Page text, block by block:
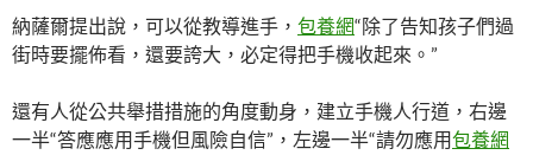
納薩爾提出說，可以從教導進手， 包養網“除了告知孩子們過
街時要擺佈看，還要誇大，必定得把手機收起來。”
還有人從公共舉措措施的角度動身，建立手機人行道，右邊
一半“答應應用手機但風險自信”，左邊一半“請勿應用包養網